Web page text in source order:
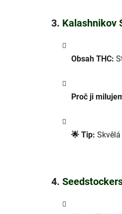
3. Kalashnikov
Obsah THC:
Proč ji
🌟 Tip:
4.